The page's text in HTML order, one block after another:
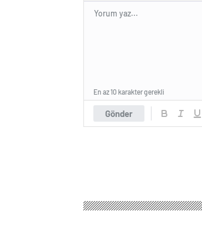
Gönder
En az 10 karakter gerekli